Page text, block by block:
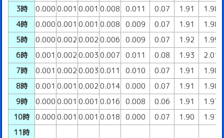
3時
0.000 0.001 0.001 0.008 0.011 0.07 1.91
1.98
4時
0.000 0.001 0.001 0.008 0.009 0.07 1.91
1.98
5時
0.000 0.002 0.002 0.006 0.009 0.07 1.92
1.99
6時
0.001 0.002 0.003 0.007 0.011 0.08 1.93
2.01
7時
0.001 0.002 0.003 0.011 0.010 0.07 1.91
1.98
8時
0.001 0.001 0.002 0.014 0.000 0.07 1.91
1.98
9時
0.000 0.001 0.001 0.016 0.008 0.06 1.91
1.97
10時 0.000 0.001 0.001 0.018 0.000 0.07 1.90
1.97
11時